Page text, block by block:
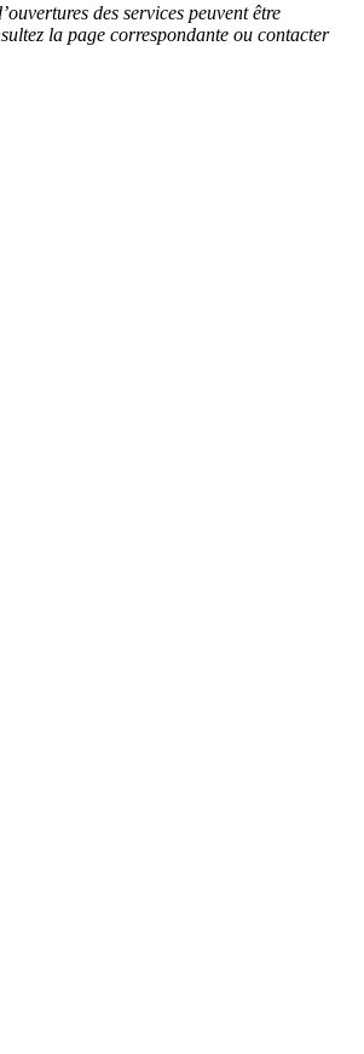
des services peuvent être
la page correspondante ou contacter